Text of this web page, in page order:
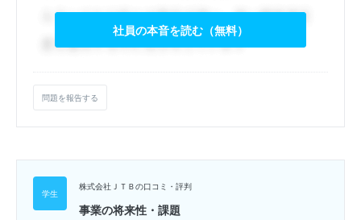
社員の本音を読む（無料）
問題を報告する
株式会社ＪＴＢの口コミ・評判
事業の将来性・課題